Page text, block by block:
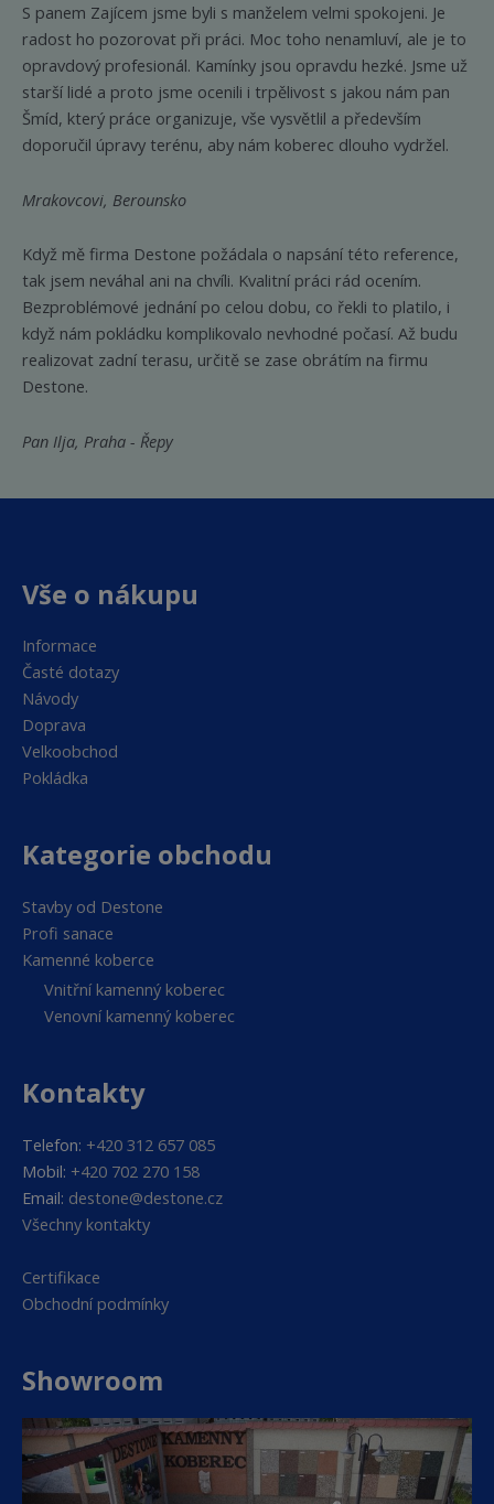
S panem Zajícem jsme byli s manželem velmi spokojeni. Je
radost ho pozorovat při práci. Moc toho nenamluví, ale je to
opravdový profesionál. Kamínky jsou opravdu hezké. Jsme už
starší lidé a proto jsme ocenili i trpělivost s jakou nám pan
Šmíd, který práce organizuje, vše vysvětlil a především
doporučil úpravy terénu, aby nám koberec dlouho vydržel.
Mrakovcovi, Berounsko
Když mě firma Destone požádala o napsání této reference,
tak jsem neváhal ani na chvíli. Kvalitní práci rád ocením.
Bezproblémové jednání po celou dobu, co řekli to platilo, i
když nám pokládku komplikovalo nevhodné počasí. Až budu
realizovat zadní terasu, určitě se zase obrátím na firmu
Destone.
Pan Ilja, Praha - Řepy
Vše o nákupu
Informace
Časté dotazy
Návody
Doprava
Velkoobchod
Pokládka
Kategorie obchodu
Stavby od Destone
Profi sanace
Kamenné koberce
Vnitřní kamenný koberec
Venovní kamenný koberec
Kontakty
Telefon: +420 312 657 085
Mobil: +420 702 270 158
Email: destone@destone.cz
Všechny kontakty
Certifikace
Obchodní podmínky
Showroom